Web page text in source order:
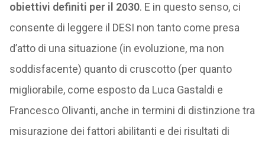
obiettivi definiti per il 2030. E in questo senso, ci
consente di leggere il DESI non tanto come presa
d’atto di una situazione (in evoluzione, ma non
soddisfacente) quanto di cruscotto (per quanto
migliorabile, come esposto da Luca Gastaldi e
Francesco Olivanti, anche in termini di distinzione tra
misurazione dei fattori abilitanti e dei risultati di